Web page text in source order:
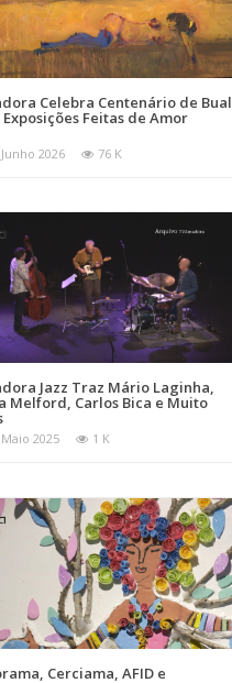
Celebra Centenário de Bual
Exposições Feitas de Amor
2026 76 K
Jazz Traz Mário Laginha,
Melford, Carlos Bica e Muito
2025 1 K
Cerciama, AFID e